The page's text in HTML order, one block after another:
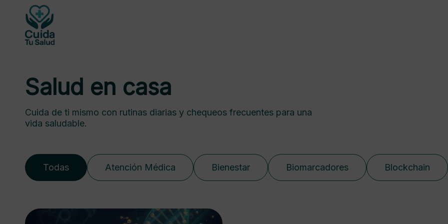
Salud en casa
Cuida de ti mismo con rutinas diarias y chequeos frecuentes para una
vida saludable.
Todas Atención Médica Bienestar Biomarcadores Blockchain